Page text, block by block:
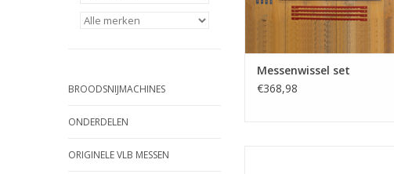
BROODSNIJMACHINES
ONDERDELEN
ORIGINELE VLB MESSEN
Messenwissel set
€368,98